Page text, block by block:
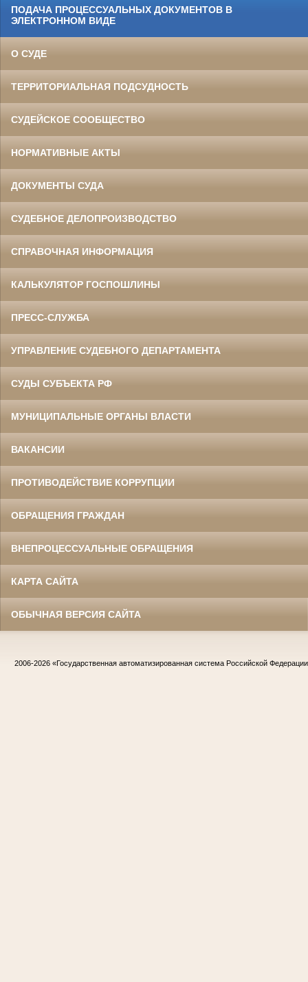
ПОДАЧА ПРОЦЕССУАЛЬНЫХ ДОКУМЕНТОВ В
ЭЛЕКТРОННОМ ВИДЕ
О СУДЕ
ТЕРРИТОРИАЛЬНАЯ ПОДСУДНОСТЬ
СУДЕЙСКОЕ СООБЩЕСТВО
НОРМАТИВНЫЕ АКТЫ
ДОКУМЕНТЫ СУДА
СУДЕБНОЕ ДЕЛОПРОИЗВОДСТВО
СПРАВОЧНАЯ ИНФОРМАЦИЯ
КАЛЬКУЛЯТОР ГОСПОШЛИНЫ
ПРЕСС-СЛУЖБА
УПРАВЛЕНИЕ СУДЕБНОГО ДЕПАРТАМЕНТА
СУДЫ СУБЪЕКТА РФ
МУНИЦИПАЛЬНЫЕ ОРГАНЫ ВЛАСТИ
ВАКАНСИИ
ПРОТИВОДЕЙСТВИЕ КОРРУПЦИИ
ОБРАЩЕНИЯ ГРАЖДАН
ВНЕПРОЦЕССУАЛЬНЫЕ ОБРАЩЕНИЯ
КАРТА САЙТА
ОБЫЧНАЯ ВЕРСИЯ САЙТА
2006-2026 «Государственная автоматизированная система Российской